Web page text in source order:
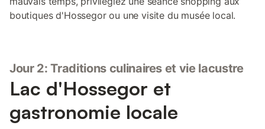
boutiques d'Hossegor ou une visite du musée local.
Jour 2: Traditions culinaires et vie lacustre
Lac d'Hossegor et
gastronomie locale